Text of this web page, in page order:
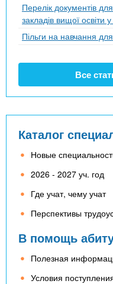
Перелік документів
закладів вищої освіти
Пільги на навчання
Все
Каталог
Новые
2026 - 2027 уч. год
Где учат, чему учат
Перспективы
В помощь
Полезная
Условия